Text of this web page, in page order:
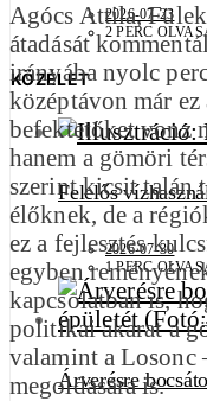
2026-07-23
2 PERC
KÖZÉLET
Felelős
2026-07-30
1 PERC
Árverésre
Agócs Attila, Fülek
átadását
irányába nyolc
középtávon már ez
befektetőket vonz
hanem a gömöri
szerint kicsit talán
élőknek, de a
ez a fejlesztés
egyben
kapcsolatban is,
politikai akarat a
valamint a Losonc
megoldására is.